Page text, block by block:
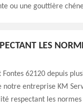
ou une gouttière
LES
62120 depuis
notre entreprise KM
respectant les